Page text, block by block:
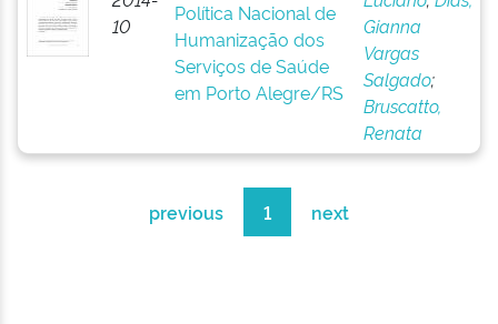
10
Política Nacional de
Humanização dos
Serviços de Saúde
em Porto Alegre/RS
Gianna
Vargas
Salgado;
Bruscatto,
Renata
previous 1 next